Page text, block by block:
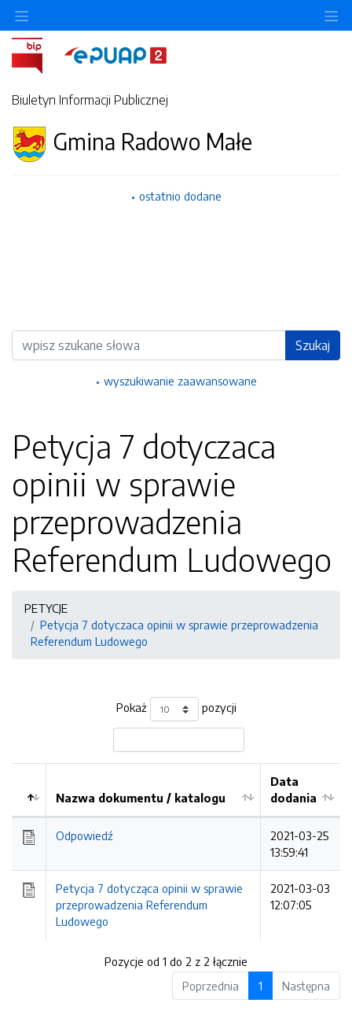
Biuletyn Informacji Publicznej
Gmina Radowo Małe
ostatnio dodane
Wyszukiwarka Szukaj
wyszukiwanie zaawansowane
Petycja 7 dotyczaca
opinii w sprawie
przeprowadzenia
Referendum Ludowego
PETYCJE
Petycja 7 dotyczaca opinii w sprawie przeprowadzenia
Referendum Ludowego
Pokaż pozycji
Kolejność
Nazwa dokumentu / katalogu
Data
dodania
Odpowiedź
2021-03-25
13:59:41
Petycja 7 dotycząca opinii w sprawie
przeprowadzenia Referendum
Ludowego
2021-03-03
12:07:05
Pozycje od 1 do 2 z 2 łącznie
Poprzednia
1 Następna